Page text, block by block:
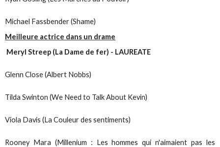
Michael Fassbender (Shame)
Meilleure actrice dans un drame
Meryl Streep (La Dame de fer) - LAUREATE
Glenn Close (Albert Nobbs)
Tilda Swinton (We Need to Talk About Kevin)
Viola Davis (La Couleur des sentiments)
Rooney Mara (Millenium : Les hommes qui n'aimaient pas les